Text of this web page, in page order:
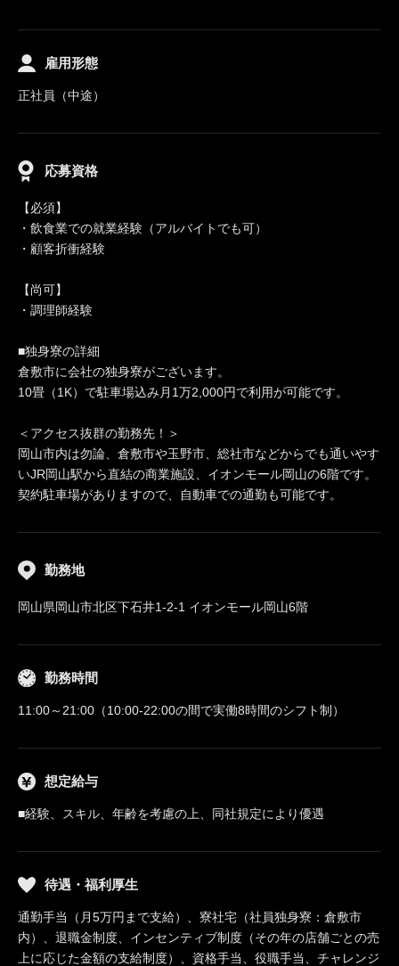
雇用形態
正社員（中途）
応募資格
【必須】
・飲食業での就業経験（アルバイトでも可）
・顧客折衝経験
【尚可】
・調理師経験
■独身寮の詳細
倉敷市に会社の独身寮がございます。
10畳（1K）で駐車場込み月1万2,000円で利用が可能です。
＜アクセス抜群の勤務先！＞
岡山市内は勿論、倉敷市や玉野市、総社市などからでも通いやす
いJR岡山駅から直結の商業施設、イオンモール岡山の6階です。
契約駐車場がありますので、自動車での通勤も可能です。
勤務地
岡山県岡山市北区下石井1-2-1 イオンモール岡山6階
勤務時間
11:00～21:00（10:00-22:00の間で実働8時間のシフト制）
想定給与
■経験、スキル、年齢を考慮の上、同社規定により優遇
待遇・福利厚生
通勤手当（月5万円まで支給）、寮社宅（社員独身寮：倉敷市
内）、退職金制度、インセンティブ制度（その年の店舗ごとの売
上に応じた金額の支給制度）、資格手当、役職手当、チャレンジ